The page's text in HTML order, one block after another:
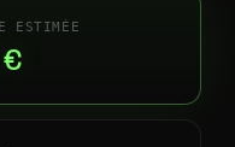
ESTIMÉE